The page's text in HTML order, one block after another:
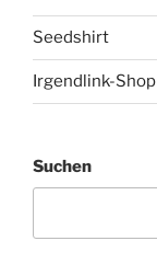
Seedshirt
Irgendlink-Shop
Suchen